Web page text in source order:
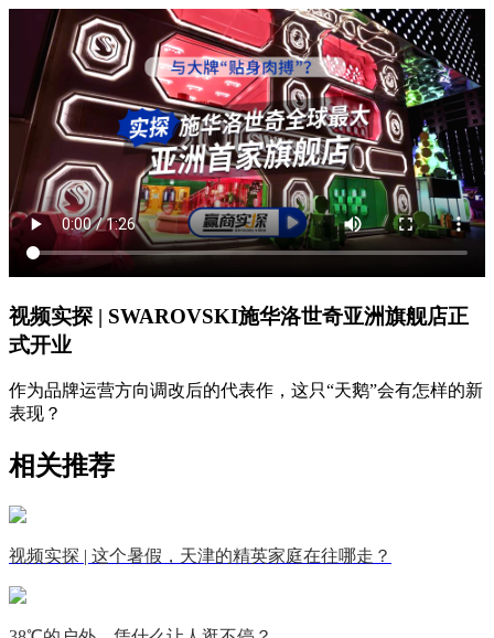
视频实探 | SWAROVSKI施华洛世奇亚洲旗舰店正
式开业
作为品牌运营方向调改后的代表作，这只“天鹅”会有怎样的新
表现？
相关推荐
视频实探 | 这个暑假，天津的精英家庭在往哪走？